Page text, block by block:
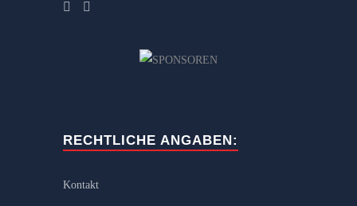
RECHTLICHE ANGABEN:
Kontakt